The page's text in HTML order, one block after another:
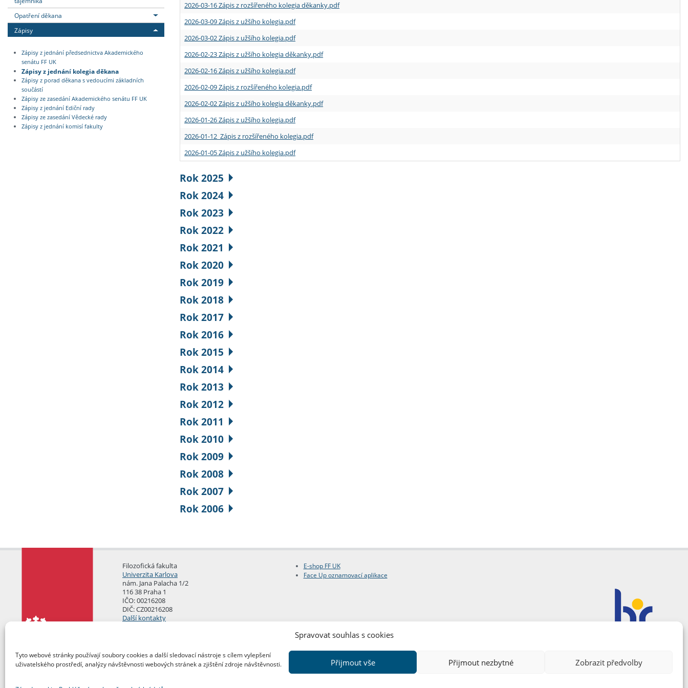
Spravovat souhlas s cookies
Tyto webové stránky používají soubory cookies a další sledovací nástroje s cílem vylepšení
uživatelského prostředí, analýzy návštěvnosti webových stránek a zjištění zdroje návštěvnosti.
Přijmout vše Přijmout nezbytné Zobrazit předvolby
Opatření děkana
Zápisy
Zápisy z jednání předsednictva Akademického
senátu FF UK
Zápisy z jednání kolegia děkana
Zápisy z porad děkana s vedoucími základních
součástí
Zápisy ze zasedání Akademického senátu FF UK
Zápisy z jednání Ediční rady
Zápisy ze zasedání Vědecké rady
Zápisy z jednání komisí fakulty
2026-03-16 Zápis z rozšířeného kolegia děkanky.pdf
2026-03-09 Zápis z užšího kolegia.pdf
2026-03-02 Zápis z užšího kolegia.pdf
2026-02-23 Zápis z užšího kolegia děkanky.pdf
2026-02-16 Zápis z užšího kolegia.pdf
2026-02-09 Zápis z rozšířeného kolegia.pdf
2026-02-02 Zápis z užšího kolegia děkanky.pdf
2026-01-26 Zápis z užšího kolegia.pdf
2026-01-12 Zápis z rozšířeného kolegia.pdf
2026-01-05 Zápis z užšího kolegia.pdf
Rok 2025
Rok 2024
Rok 2023
Rok 2022
Rok 2021
Rok 2020
Rok 2019
Rok 2018
Rok 2017
Rok 2016
Rok 2015
Rok 2014
Rok 2013
Rok 2012
Rok 2011
Rok 2010
Rok 2009
Rok 2008
Rok 2007
Rok 2006
Filozofická fakulta
Univerzita Karlova
nám. Jana Palacha 1/2
116 38 Praha 1
IČO: 00216208
DIČ: CZ00216208
Další kontakty
E-shop FF UK
Face Up oznamovací aplikace